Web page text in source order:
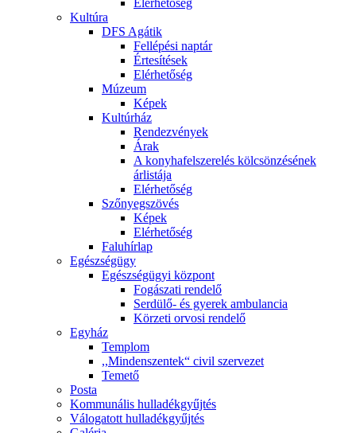
Elérhetőség
Kultúra
DFS Agátik
Fellépési naptár
Értesítések
Elérhetőség
Múzeum
Képek
Kultúrház
Rendezvények
Árak
A konyhafelszerelés kölcsönzésének
árlistája
Elérhetőség
Szőnyegszövés
Képek
Elérhetőség
Faluhírlap
Egészségügy
Egészségügyi központ
Fogászati rendelő
Serdülő- és gyerek ambulancia
Körzeti orvosi rendelő
Egyház
Templom
,,Mindenszentek“ civil szervezet
Temető
Posta
Kommunális hulladékgyűjtés
Válogatott hulladékgyűjtés